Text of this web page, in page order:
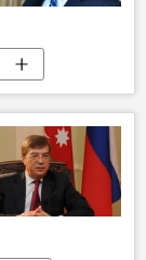
Американский сопредседатель МГ ОБСЕ Джеймс Уорлик